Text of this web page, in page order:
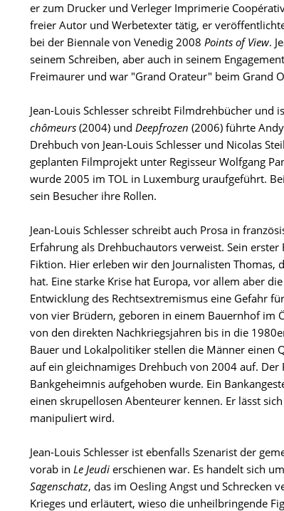
er zum Drucker und Verleger Imprimerie
freier Autor und Werbetexter tätig, er
bei der Biennale von Venedig 2008 Points of View.
seinem Schreiben, aber auch in seinem
Freimaurer und war "Grand Orateur" beim Grand
Jean-Louis Schlesser schreibt Filmdrehbücher und
chômeurs (2004) und Deepfrozen (2006) führte
Drehbuch von Jean-Louis Schlesser und Nicolas
geplanten Filmprojekt unter Regisseur Wolfgang
wurde 2005 im TOL in Luxemburg uraufgeführt.
sein Besucher ihre Rollen.
Jean-Louis Schlesser schreibt auch Prosa in
Erfahrung als Drehbuchautors verweist. Sein
Fiktion. Hier erleben wir den Journalisten
hat. Eine starke Krise hat Europa, vor allem aber
Entwicklung des Rechtsextremismus eine Gefahr
von vier Brüdern, geboren in einem Bauernhof im
von den direkten Nachkriegsjahren bis in die
Bauer und Lokalpolitiker stellen die Männer einen
auf ein gleichnamiges Drehbuch von 2004 auf.
Bankgeheimnis aufgehoben wurde. Ein
einen skrupellosen Abenteurer kennen. Er lässt
manipuliert wird.
Jean-Louis Schlesser ist ebenfalls Szenarist der
vorab in Le Jeudi erschienen war. Es handelt sich
Sagenschatz, das im Oesling Angst und Schrecken
Krieges und erläutert, wieso die unheilbringende